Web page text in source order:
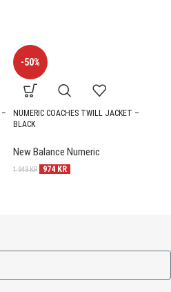
–
-50%
NUMERIC COACHES TWILL JACKET –
BLACK
New Balance Numeric
1 949KR 974 KR